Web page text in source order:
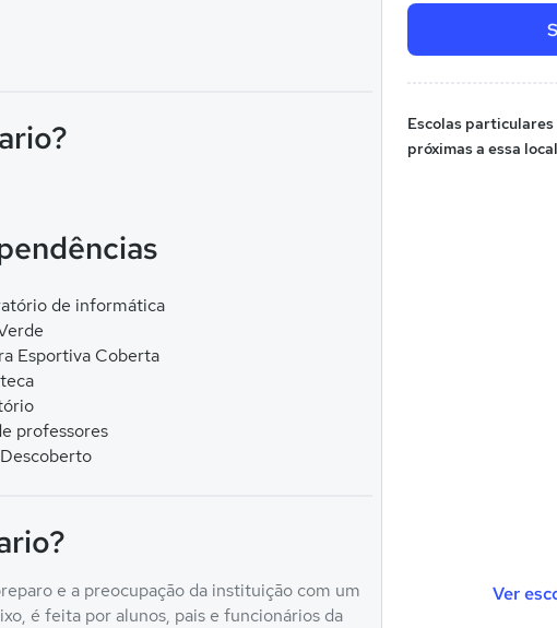
Escolas
próximas a essa
Ver
de informática
Esportiva Coberta
professores
e a preocupação da instituição com um
é feita por alunos, pais e funcionários da